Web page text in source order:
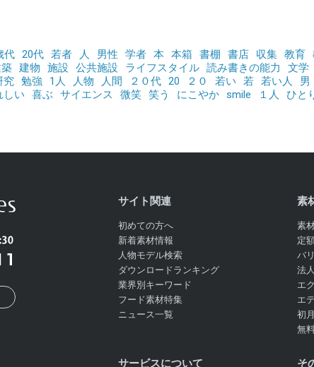
代 20代 若者 人 男性 学者 本 本箱 書棚 書店 収集 教育
建物 施設 公共施設 ライフスタイル 読み書きの能力 文学
究 勉強 1人 人物 人間 ２０代 20 ２０ 若い 若 若い人 男
しい 喜ぶ サイエンス 微笑 笑う にこやか smile １人 ひと
サイト関連
初めての方へ
新着素材情報
人物モデル検索
ダウンロードランキング
業界別キーワード
フード素材特集
ニュース一覧
素
素
定
バ
法
エ
エ
初
無
サービスについて そ